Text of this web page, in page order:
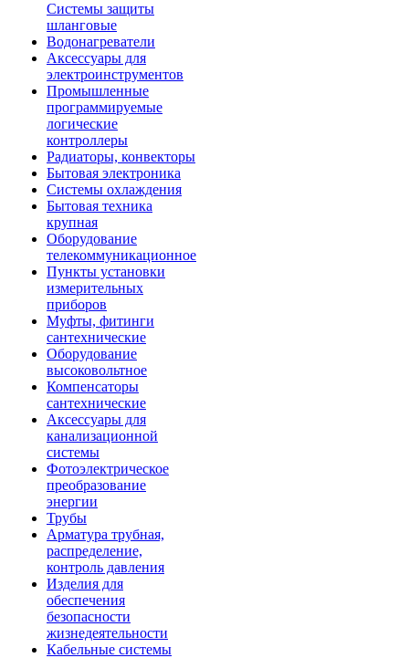
Системы защиты
шланговые
Водонагреватели
Аксессуары для
электроинструментов
Промышленные
программируемые
логические
контроллеры
Радиаторы, конвекторы
Бытовая электроника
Системы охлаждения
Бытовая техника
крупная
Оборудование
телекоммуникационное
Пункты установки
измерительных
приборов
Муфты, фитинги
сантехнические
Оборудование
высоковольтное
Компенсаторы
сантехнические
Аксессуары для
канализационной
системы
Фотоэлектрическое
преобразование
энергии
Трубы
Арматура трубная,
распределение,
контроль давления
Изделия для
обеспечения
безопасности
жизнедеятельности
Кабельные системы